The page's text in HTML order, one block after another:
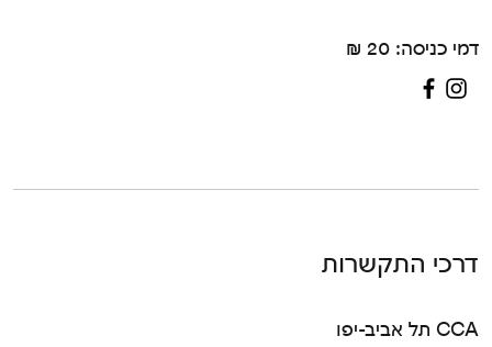
דמי כניסה: 20 ₪
דרכי התקשרות
CCA תל אביב-יפו